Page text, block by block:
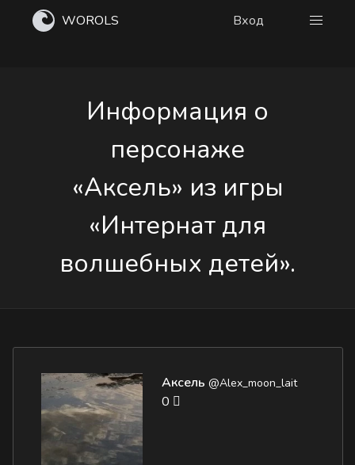
WOROLS Вход
Информация о
персонаже
«Аксель» из игры
«Интернат для
волшебных детей».
Аксель @Alex_moon_lait
0